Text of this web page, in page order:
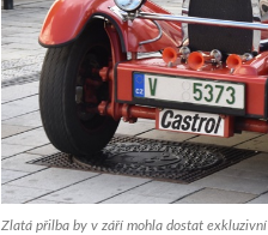
Zlatá přilba by v září mohla dostat